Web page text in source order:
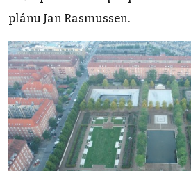
plánu Jan Rasmussen.